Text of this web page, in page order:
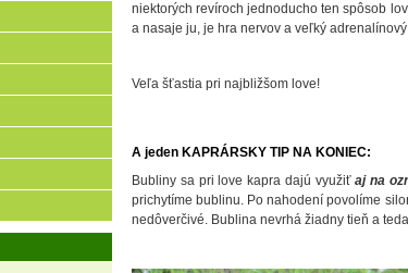
niektorých revíroch jednoducho ten spôsob
a nasaje ju, je hra nervov a veľký
Veľa šťastia pri najbližšom love!
A jeden KAPRÁRSKY TIP NA KONIEC:
Bubliny sa pri love kapra dajú využiťaj na
prichytíme bublinu. Po nahodení povolíme
nedôverčivé. Bublina nevrhá žiadny tieň a